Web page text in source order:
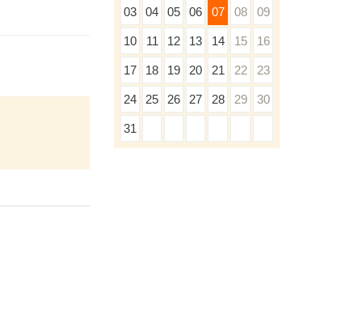
03 04 05 06 07 08 09
10 11 12 13 14 15 16
17 18 19 20 21 22 23
24 25 26 27 28 29 30
31